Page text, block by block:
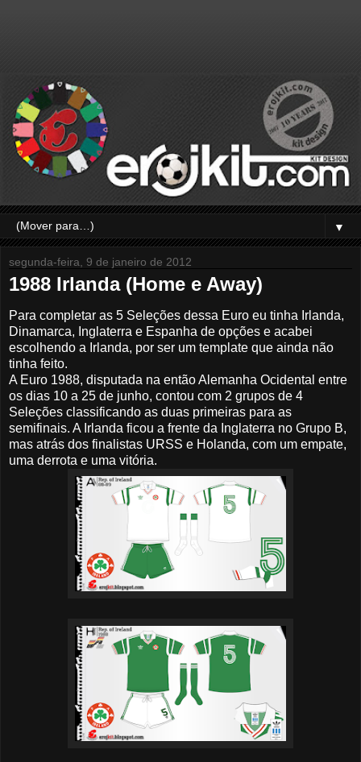
▼
segunda-feira, 9 de janeiro de 2012
1988 Irlanda (Home e Away)
Para completar as 5 Seleções dessa Euro eu tinha Irlanda,
Dinamarca, Inglaterra e Espanha de opções e acabei
escolhendo a Irlanda, por ser um template que ainda não
tinha feito.
A Euro 1988, disputada na então Alemanha Ocidental entre
os dias 10 a 25 de junho, contou com 2 grupos de 4
Seleções classificando as duas primeiras para as
semifinais. A Irlanda ficou a frente da Inglaterra no Grupo B,
mas atrás dos finalistas URSS e Holanda, com um empate,
uma derrota e uma vitória.